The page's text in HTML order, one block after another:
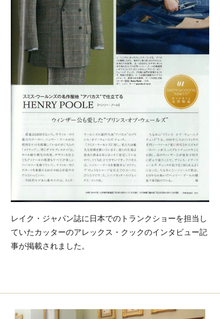
レイク・ジャパン誌に日本でのトランクショーを担当し
ていたカッターのアレックス・クックのインタビュー記
事が掲載されました。